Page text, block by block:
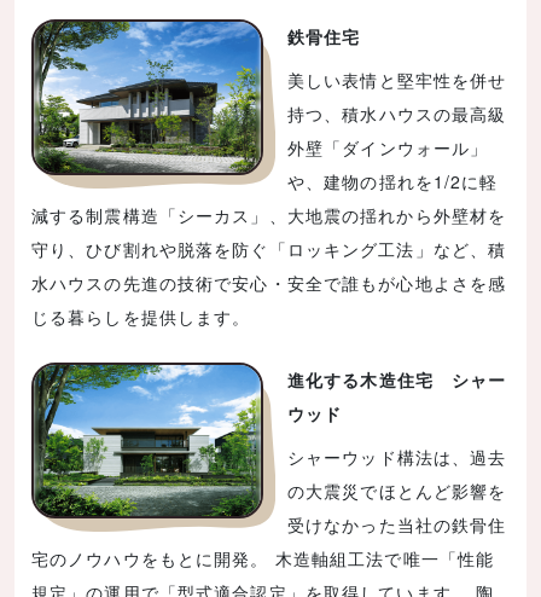
鉄骨住宅
美しい表情と堅牢性を併せ
持つ、積水ハウスの最高級
外壁「ダインウォール」
や、建物の揺れを1/2に軽
減する制震構造「シーカス」、大地震の揺れから外壁材を
守り、ひび割れや脱落を防ぐ「ロッキング工法」など、積
水ハウスの先進の技術で安心・安全で誰もが心地よさを感
じる暮らしを提供します。
進化する木造住宅 シャー
ウッド
シャーウッド構法は、過去
の大震災でほとんど影響を
受けなかった当社の鉄骨住
宅のノウハウをもとに開発。 木造軸組工法で唯一「性能
規定」の運用で「型式適合認定」を取得しています。 陶